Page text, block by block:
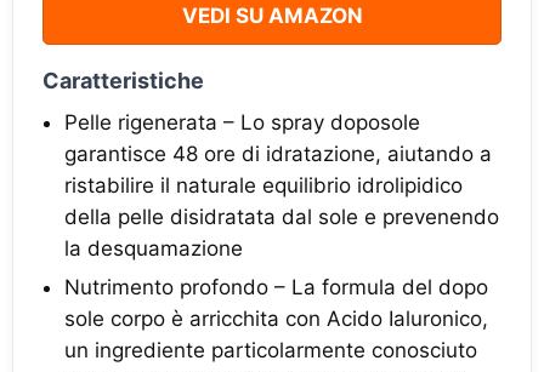
VEDI SU AMAZON
Caratteristiche
Pelle rigenerata – Lo spray doposole
garantisce 48 ore di idratazione, aiutando a
ristabilire il naturale equilibrio idrolipidico
della pelle disidratata dal sole e prevenendo
la desquamazione
Nutrimento profondo – La formula del dopo
sole corpo è arricchita con Acido Ialuronico,
un ingrediente particolarmente conosciuto